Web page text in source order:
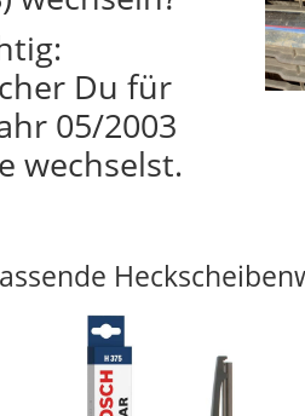
Du für
05/2003
wechselst.